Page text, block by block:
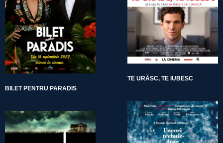
BILET PENTRU PARADIS
TE URĂSC, TE IUBESC